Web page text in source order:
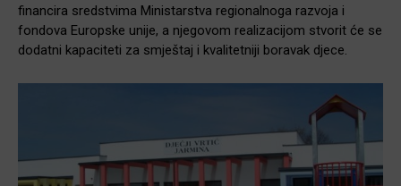
financira sredstvima Ministarstva regionalnoga razvoja i
fondova Europske unije, a njegovom realizacijom stvorit će se
dodatni kapaciteti za smještaj i kvalitetniji boravak djece.